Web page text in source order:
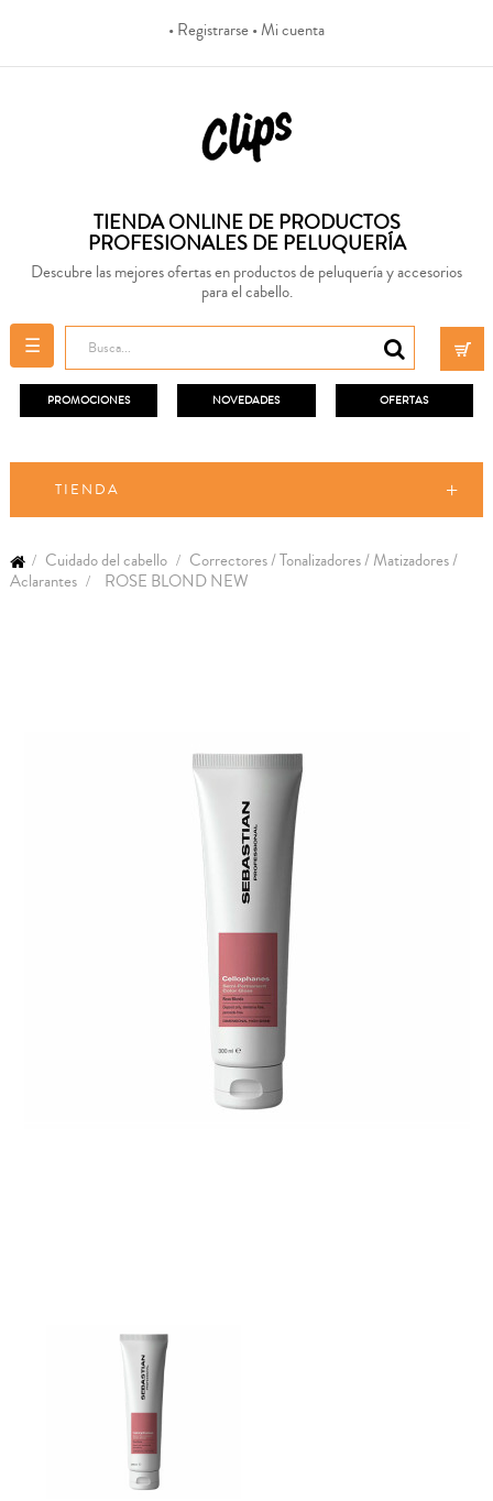
• Registrarse• Mi cuenta
TIENDA ONLINE DE PRODUCTOS
PROFESIONALES DE PELUQUERÍA
Descubre las mejores ofertas en productos de peluquería y accesorios
para el cabello.
Navegación
de
palanca
☰
PROMOCIONES NOVEDADES OFERTAS
TIENDA
Cuidado del cabello
Correctores / Tonalizadores / Matizadores /
Aclarantes
ROSE BLOND NEW